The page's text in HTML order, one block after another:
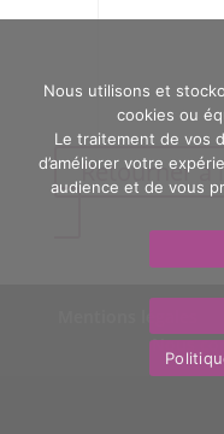
Retourner à
Nous
Nous utilisons et
cookies ou
Le traitement de vos
d’améliorer votre
audience et de vous